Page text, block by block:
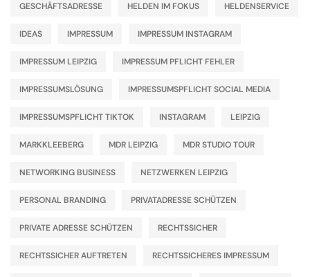
GESCHÄFTSADRESSE HELDEN IM FOKUS HELDENSERVICE
IDEAS IMPRESSUM IMPRESSUM INSTAGRAM
IMPRESSUM LEIPZIG IMPRESSUM PFLICHT FEHLER
IMPRESSUMSLÖSUNG IMPRESSUMSPFLICHT SOCIAL MEDIA
IMPRESSUMSPFLICHT TIKTOK INSTAGRAM LEIPZIG
MARKKLEEBERG MDR LEIPZIG MDR STUDIO TOUR
NETWORKING BUSINESS NETZWERKEN LEIPZIG
PERSONAL BRANDING PRIVATADRESSE SCHÜTZEN
PRIVATE ADRESSE SCHÜTZEN RECHTSSICHER
RECHTSSICHER AUFTRETEN RECHTSSICHERES IMPRESSUM